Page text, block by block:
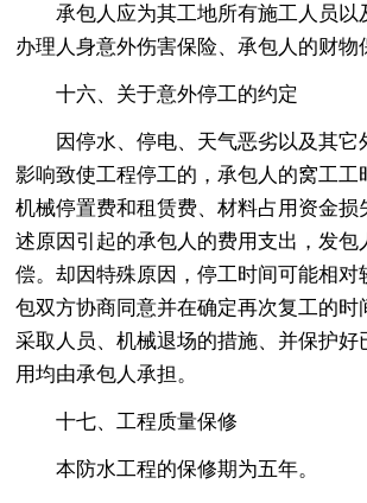
承包人应为其工地所有施工人员以
办理人身意外伤害保险、承包人的财物
十六、关于意外停工的约定
因停水、停电、天气恶劣以及其它
影响致使工程停工的，承包人的窝工工
机械停置费和租赁费、材料占用资金损
述原因引起的承包人的费用支出，发包
偿。却因特殊原因，停工时间可能相对
包双方协商同意并在确定再次复工的时
采取人员、机械退场的措施、并保护好
用均由承包人承担。
十七、工程质量保修
本防水工程的保修期为五年。